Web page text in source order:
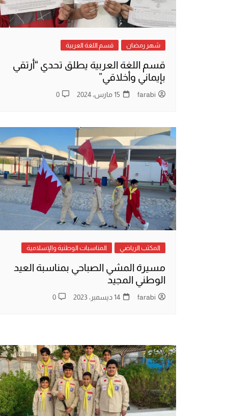
شهر رمضان قسم اللغة العربية
قسم اللغة العربية يطلق تحدي “أرتقي
بإيماني وأخلاقي”
farabi 15 مارس، 2024 0
المكتب الرياضي المناسبات الوطنية والإسلامية
مسيرة المشي الصباحي بمناسبة العيد
الوطني المجيد
farabi 14 ديسمبر، 2023 0